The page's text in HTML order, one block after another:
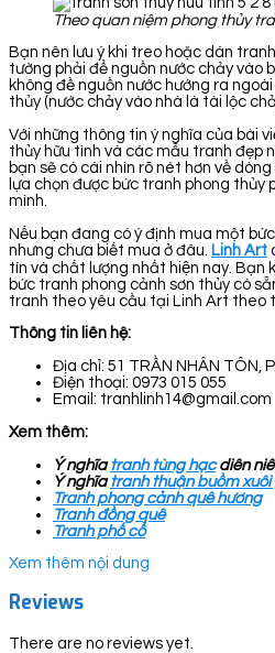
Theo quan niệm phong thủy
Bạn nên lưu ý khi treo hoặc dán
tường phải để nguồn nước chảy vào
không đề nguồn nước hướng ra
thủy (nước chảy vào nhà là tài lộc
Với những thông tin ý nghĩa của bài
thủy hữu tình và các mẫu tranh đẹp
bạn sẽ có cái nhìn rõ nét hơn về
lựa chọn được bức tranh phong thủy
mình.
Nếu bạn đang có ý định mua một
nhưng chưa biết mua ở đâu. Linh Art
tín và chất lượng nhất hiện nay. Bạn
bức tranh phong cảnh sơn thủy có
tranh theo yêu cầu tại Linh Art theo
Thông tin liên hệ:
Địa chỉ: 51 TRẦN NHÂN TÔN,
Điện thoại: 0973 015 055
Email: tranhlinh14@gmail.com
Xem thêm:
Ý nghĩatranh tùng hạcdiên
Ý nghĩatranh thuận buồm xuôi
Tranh phong cảnh quê hương
Tranh đồng quê
Tranh phố cổ
Xem thêm nội dung
Reviews
There are no reviews yet.